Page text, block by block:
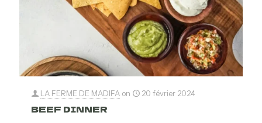
LA FERME DE MADIFA on 20 février 2024
BEEF DINNER